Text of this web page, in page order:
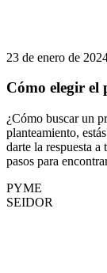
23 de enero de
Cómo elegir el
¿Cómo buscar un
planteamiento,
darte la respuesta
pasos para
PYME
SEIDOR